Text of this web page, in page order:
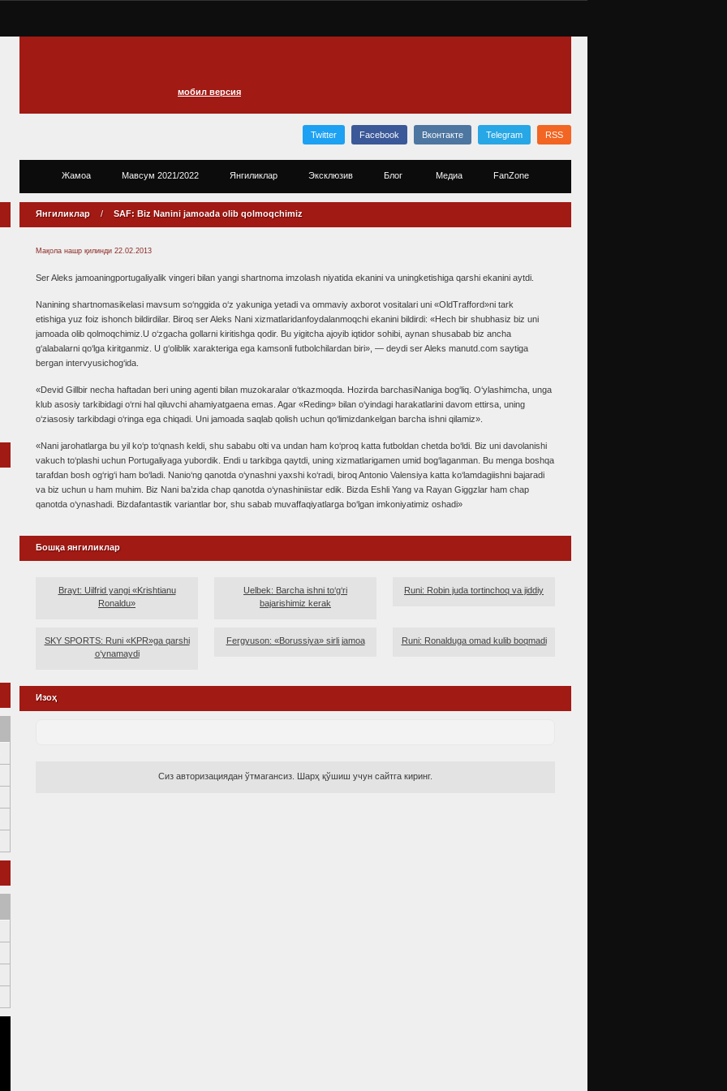
мобил версия
Twitter Facebook Вконтакте Telegram RSS
Жамоа Мавсум 2021/2022 Янгиликлар Эксклюзив Блог Медиа FanZone
Янгиликлар / SAF: Biz Nanini jamoada olib qolmoqchimiz
Мақола нашр қилинди 22.02.2013
Ser Aleks jamoaningportugaliyalik vingeri bilan yangi shartnoma imzolash niyatida ekanini va uningketishiga qarshi ekanini aytdi.
Nanining shartnomasikelasi mavsum so‘nggida o‘z yakuniga yetadi va ommaviy axborot vositalari uni «OldTrafford»ni tark
etishiga yuz foiz ishonch bildirdilar. Biroq ser Aleks Nani xizmatlaridanfoydalanmoqchi ekanini bildirdi: «Hech bir shubhasiz biz uni
jamoada olib qolmoqchimiz.U o‘zgacha gollarni kiritishga qodir. Bu yigitcha ajoyib iqtidor sohibi, aynan shusabab biz ancha
g‘alabalarni qo‘lga kiritganmiz. U g‘oliblik xarakteriga ega kamsonli futbolchilardan biri», — deydi ser Aleks manutd.com saytiga
bergan intervyusichog‘ida.
«Devid Gillbir necha haftadan beri uning agenti bilan muzokaralar o‘tkazmoqda. Hozirda barchasiNaniga bog‘liq. O‘ylashimcha, unga
klub asosiy tarkibidagi o‘rni hal qiluvchi ahamiyatgaena emas. Agar «Reding» bilan o‘yindagi harakatlarini davom ettirsa, uning
o‘ziasosiy tarkibdagi o‘ringa ega chiqadi. Uni jamoada saqlab qolish uchun qo‘limizdankelgan barcha ishni qilamiz».
«Nani jarohatlarga bu yil ko‘p to‘qnash keldi, shu sababu olti va undan ham ko‘proq katta futboldan chetda bo‘ldi. Biz uni davolanishi
vakuch to‘plashi uchun Portugaliyaga yubordik. Endi u tarkibga qaytdi, uning xizmatlarigamen umid bog‘laganman. Bu menga boshqa
tarafdan bosh og‘rig‘i ham bo‘ladi. Nanio‘ng qanotda o‘ynashni yaxshi ko‘radi, biroq Antonio Valensiya katta ko‘lamdagiishni bajaradi
va biz uchun u ham muhim. Biz Nani ba’zida chap qanotda o‘ynashiniistar edik. Bizda Eshli Yang va Rayan Giggzlar ham chap
qanotda o‘ynashadi. Bizdafantastik variantlar bor, shu sabab muvaffaqiyatlarga bo‘lgan imkoniyatimiz oshadi»
Бошқа янгиликлар
Brayt: Uilfrid yangi «Krishtianu
Ronaldu»
Uelbek: Barcha ishni to‘g‘ri
bajarishimiz kerak
Runi: Robin juda tortinchoq va jiddiy
SKY SPORTS: Runi «KPR»ga qarshi
o‘ynamaydi
Fergyuson: «Borussiya» sirli jamoa Runi: Ronalduga omad kulib boqmadi
Изоҳ
Сиз авторизациядан ўтмагансиз. Шарҳ қўшиш учун сайтга киринг.